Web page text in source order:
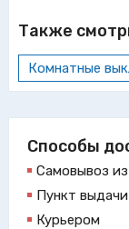
Также
Комнатные
Способы
Самовывоз
Пункт выдачи
Курьером